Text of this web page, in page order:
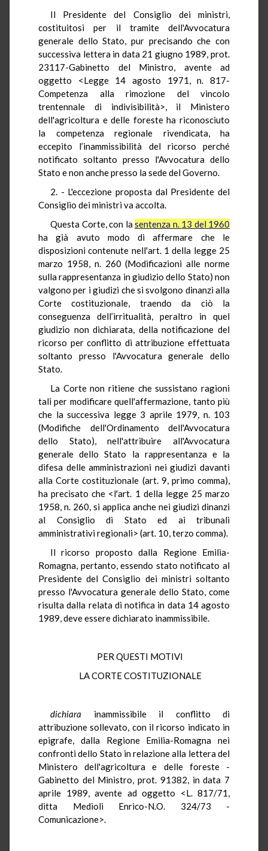
Il Presidente del Consiglio dei ministri,
costituitosi per il tramite dell'Avvocatura
generale dello Stato, pur precisando che con
successiva lettera in data 21 giugno 1989, prot.
23117-Gabinetto del Ministro, avente ad
oggetto <Legge 14 agosto 1971, n. 817-
Competenza alla rimozione del vincolo
trentennale di indivisibilità>, il Ministero
dell'agricoltura e delle foreste ha riconosciuto
la competenza regionale rivendicata, ha
eccepito l’inammissibilità del ricorso perché
notificato soltanto presso l'Avvocatura dello
Stato e non anche presso la sede del Governo.
2. - L'eccezione proposta dal Presidente del
Consiglio dei ministri va accolta.
Questa Corte, con lasentenza n. 13 del 1960
ha già avuto modo di affermare che le
disposizioni contenute nell'art. 1 della legge 25
marzo 1958, n. 260 (Modificazioni alle norme
sulla rappresentanza in giudizio dello Stato) non
valgono per i giudizi che si svolgono dinanzi alla
Corte costituzionale, traendo da ciò la
conseguenza dell’irritualità, peraltro in quel
giudizio non dichiarata, della notificazione del
ricorso per conflitto di attribuzione effettuata
soltanto presso l'Avvocatura generale dello
Stato.
La Corte non ritiene che sussistano ragioni
tali per modificare quell'affermazione, tanto più
che la successiva legge 3 aprile 1979, n. 103
(Modifiche dell'Ordinamento dell'Avvocatura
dello Stato), nell'attribuire all'Avvocatura
generale dello Stato la rappresentanza e la
difesa delle amministrazioni nei giudizi davanti
alla Corte costituzionale (art. 9, primo comma),
ha precisato che <l'art. 1 della legge 25 marzo
1958, n. 260, si applica anche nei giudizi dinanzi
al Consiglio di Stato ed ai tribunali
amministrativi regionali> (art. 10, terzo comma).
Il ricorso proposto dalla Regione Emilia-
Romagna, pertanto, essendo stato notificato al
Presidente del Consiglio dei ministri soltanto
presso l'Avvocatura generale dello Stato, come
risulta dalla relata di notifica in data 14 agosto
1989, deve essere dichiarato inammissibile.
PER QUESTI MOTIVI
LA CORTE COSTITUZIONALE
dichiara inammissibile il conflitto di
attribuzione sollevato, con il ricorso indicato in
epigrafe, dalla Regione Emilia-Romagna nei
confronti dello Stato in relazione alla lettera del
Ministero dell'agricoltura e delle foreste -
Gabinetto del Ministro, prot. 91382, in data 7
aprile 1989, avente ad oggetto <L. 817/71,
ditta Medioli Enrico-N.O. 324/73 -
Comunicazione>.